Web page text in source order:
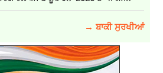
→ ਬਾਕੀ ਸੁਰਖੀਆਂ